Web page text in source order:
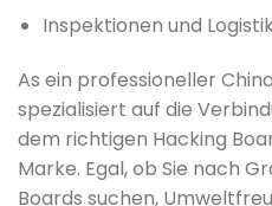
Inspektionen und
As ein professioneller
spezialisiert auf die
dem richtigen Hacking
Marke. Egal, ob Sie nach
Boards suchen,